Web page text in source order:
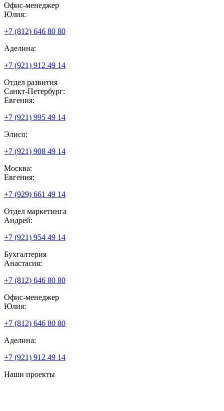
Офис-менеджер
Юлия:
+7 (812) 646 80 80
Аделина:
+7 (921) 912 49 14
Отдел развития
Санкт-Петербург:
Евгения:
+7 (921) 995 49 14
Элисо:
+7 (921) 908 49 14
Москва:
Евгения:
+7 (929) 661 49 14
Отдел маркетинга
Андрей:
+7 (921) 954 49 14
Бухгалтерия
Анастасия:
+7 (812) 646 80 80
Офис-менеджер
Юлия:
+7 (812) 646 80 80
Аделина:
+7 (921) 912 49 14
Наши проекты